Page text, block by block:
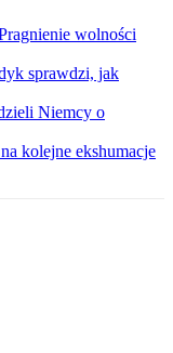
wolności
sprawdzi, jak
Niemcy o
kolejne ekshumacje